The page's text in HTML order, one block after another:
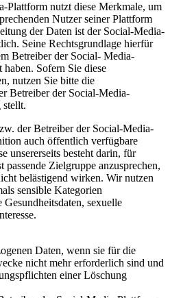
Plattform nutzt diese Merkmale, um
Nutzer seiner Plattform
der Daten ist der Social-Media-
Seine Rechtsgrundlage hierfür
Betreiber der Social- Media-
Sofern Sie diese
nutzen Sie bitte die
Betreiber der Social-Media-
stellt.
der Betreiber der Social-Media-
auch öffentlich verfügbare
unsererseits besteht darin, für
passende Zielgruppe anzusprechen,
belästigend wirken. Wir nutzen
sensible Kategorien
sexuelle
Daten, wenn sie für die
nicht mehr erforderlich sind und
einer Löschung